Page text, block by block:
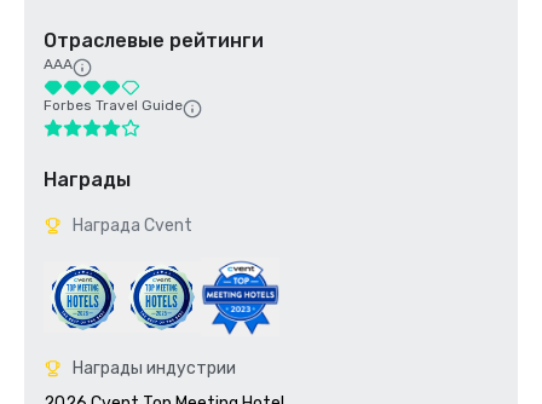
Отраслевые рейтинги
AAA
Forbes Travel Guide
Награды
Награда Cvent
Награды индустрии